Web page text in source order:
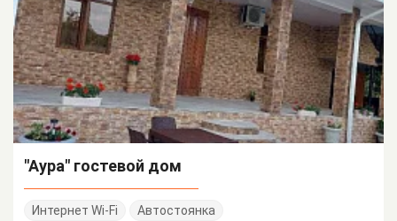
"Аура" гостевой дом
Интернет Wi-Fi
Автостоянка